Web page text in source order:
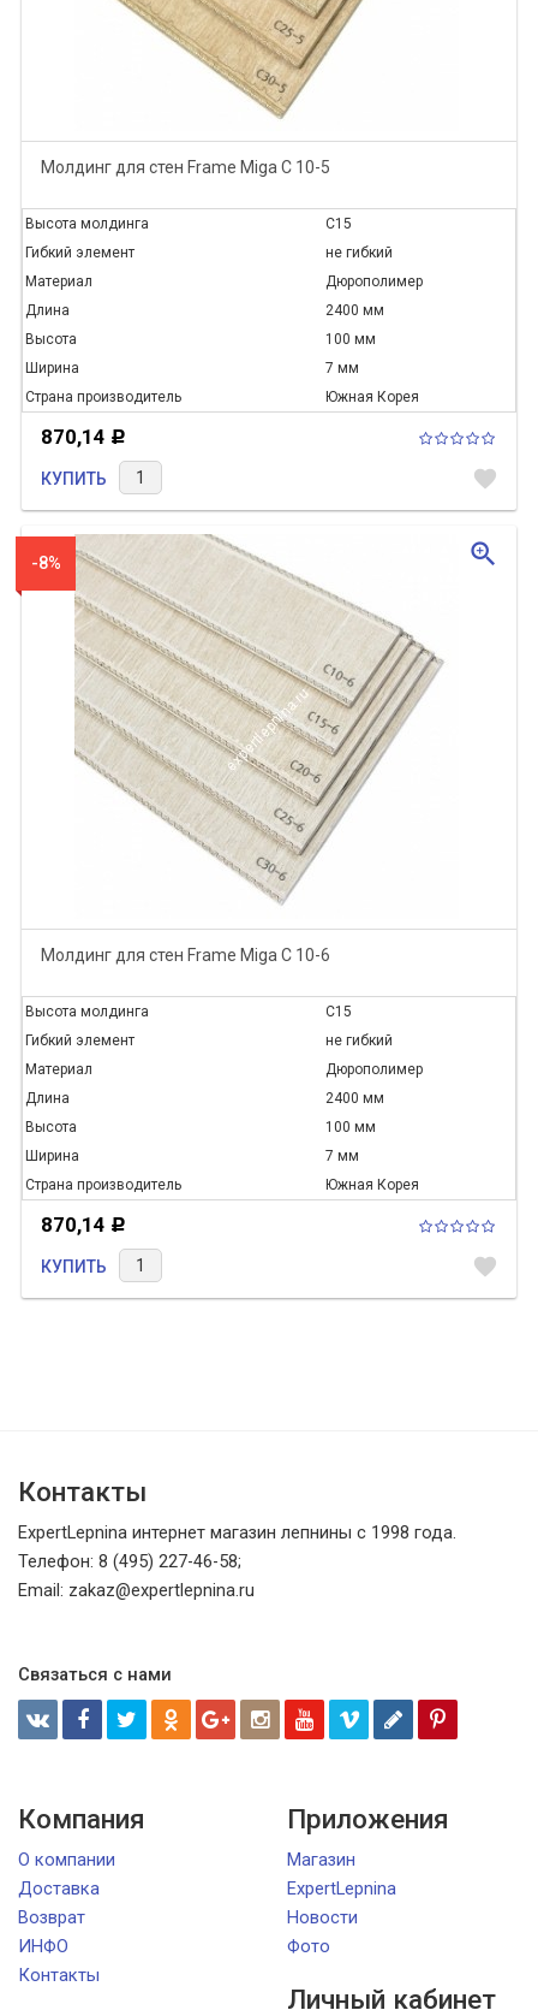
Молдинг для стен Frame Miga C 10-5
Высота молдинга
C15
Гибкий элемент
не гибкий
Материал
Дюрополимер
Длина
2400 мм
Высота
100 мм
Ширина
7 мм
Страна производитель
Южная Корея
870,14 Р
КУПИТЬ favorite
-8%
Молдинг для стен Frame Miga C 10-6
Высота молдинга
C15
Гибкий элемент
не гибкий
Материал
Дюрополимер
Длина
2400 мм
Высота
100 мм
Ширина
7 мм
Страна производитель
Южная Корея
870,14 Р
КУПИТЬ favorite
zoom_in
Контакты
ExpertLepnina интернет магазин лепнины с 1998 года.
Телефон: 8 (495) 227-46-58;
Email: zakaz@expertlepnina.ru
Связаться с нами
Компания
О компании
Доставка
Возврат
ИНФО
Контакты
Приложения
Магазин
ExpertLepnina
Новости
Фото
Личный кабинет